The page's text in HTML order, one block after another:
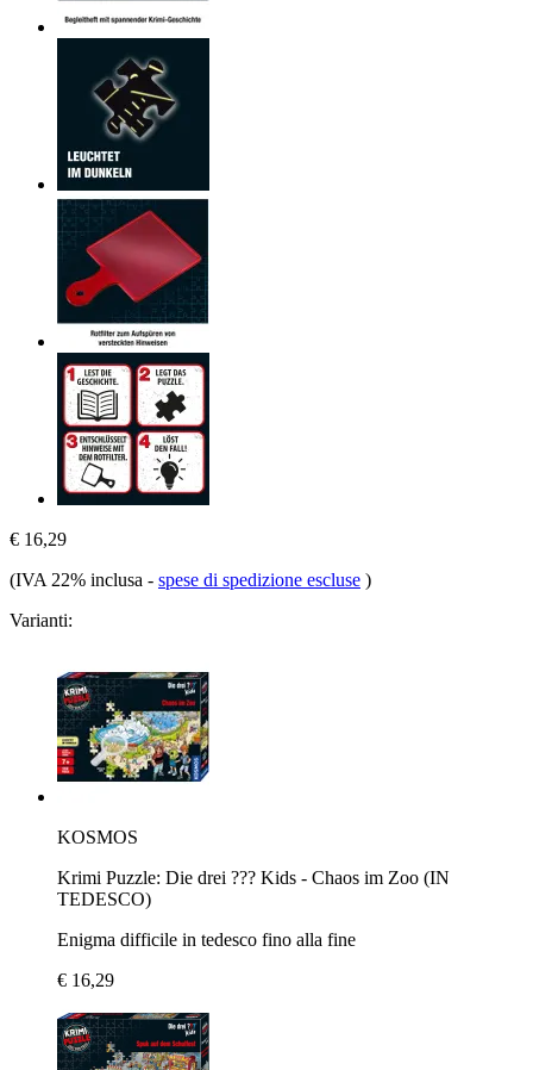
€ 16,29
(IVA 22% inclusa - spese di spedizione escluse )
Varianti:
KOSMOS
Krimi Puzzle: Die drei ??? Kids - Chaos im Zoo (IN
TEDESCO)
Enigma difficile in tedesco fino alla fine
€ 16,29